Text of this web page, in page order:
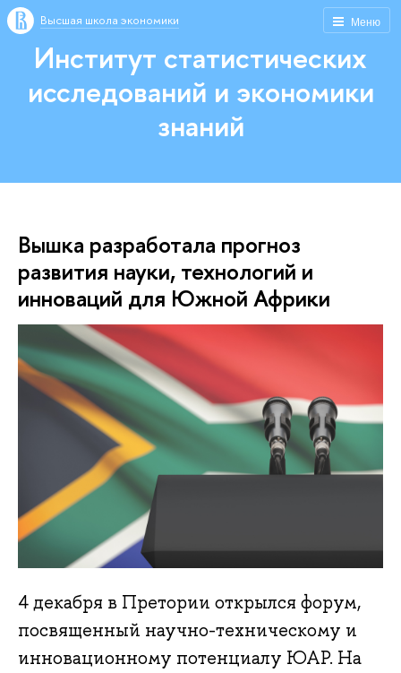
Меню
Высшая школа экономики
Институт статистических
исследований и экономики
знаний
Вышка разработала прогноз
развития науки, технологий и
инноваций для Южной Африки
4 декабря в Претории открылся форум,
посвященный научно-техническому и
инновационному потенциалу ЮАР. На